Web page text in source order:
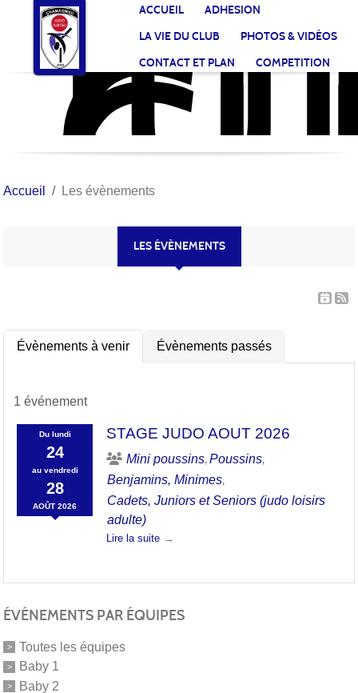
ACCUEIL
ADHESION
LA VIE DU CLUB
PHOTOS & VIDÉOS
CONTACT ET PLAN
COMPETITION
Accueil Les évènements
LES ÉVÈNEMENTS
Évènements à venir Évènements passés
1 événement
Du lundi
24
au vendredi
28
AOÛT 2026
STAGE JUDO AOUT 2026
Mini poussins Poussins
Benjamins, Minimes
Cadets, Juniors et Seniors (judo loisirs
adulte)
Lire la suite
ÉVÉNEMENTS PAR ÉQUIPES
Toutes les équipes
Baby 1
Baby 2
Panneau de gestion des cookies